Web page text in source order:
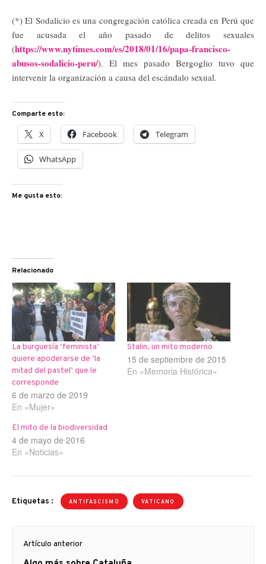
(*) El Sodalicio es una congregación católica creada en Perú que
fue acusada el año pasado de delitos sexuales
(https://www.nytimes.com/es/2018/01/16/papa-francisco-
abusos-sodalicio-peru/). El mes pasado Bergoglio tuvo que
intervenir la organización a causa del escándalo sexual.
Comparte esto:
X Facebook Telegram
WhatsApp
Me gusta esto:
Relacionado
La burguesía ‘feminista’
quiere apoderarse de ‘la
mitad del pastel’ que le
corresponde
6 de marzo de 2019
En «Mujer»
Stalin, un mito moderno
15 de septiembre de 2015
En «Memoria Histórica»
El mito de la biodiversidad
4 de mayo de 2016
En «Noticias»
Etiquetas : ANTIFASCISMO VATICANO
deArtículo anterior